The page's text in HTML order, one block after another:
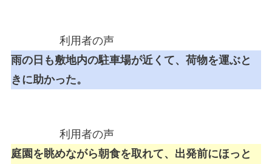
利用者の声
雨の日も敷地内の駐車場が近くて、荷物を運ぶと
きに助かった。
利用者の声
庭園を眺めながら朝食を取れて、出発前にほっと